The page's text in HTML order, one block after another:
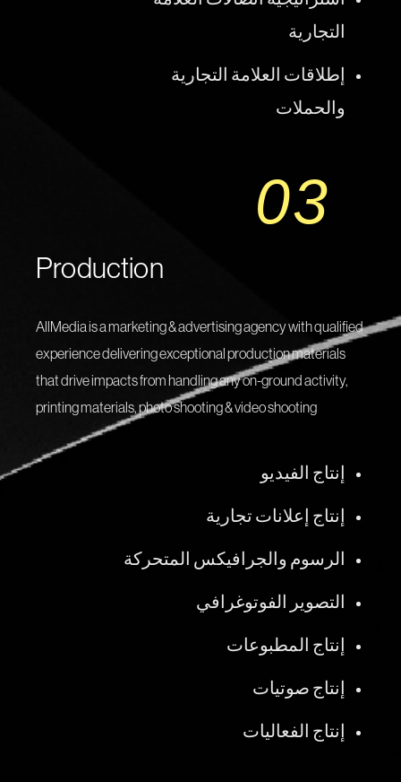
التجارية
إطلاقات العلامة التجارية
والحملات
03
Production
AllMedia is a marketing & advertising agency with qualified
experience delivering exceptional production materials
that drive impacts from handling any on-ground activity,
printing materials, photo shooting & video shooting
إنتاج الفيديو
إنتاج إعلانات تجارية
الرسوم والجرافيكس المتحركة
التصوير الفوتوغرافي
إنتاج المطبوعات
إنتاج صوتيات
إنتاج الفعاليات